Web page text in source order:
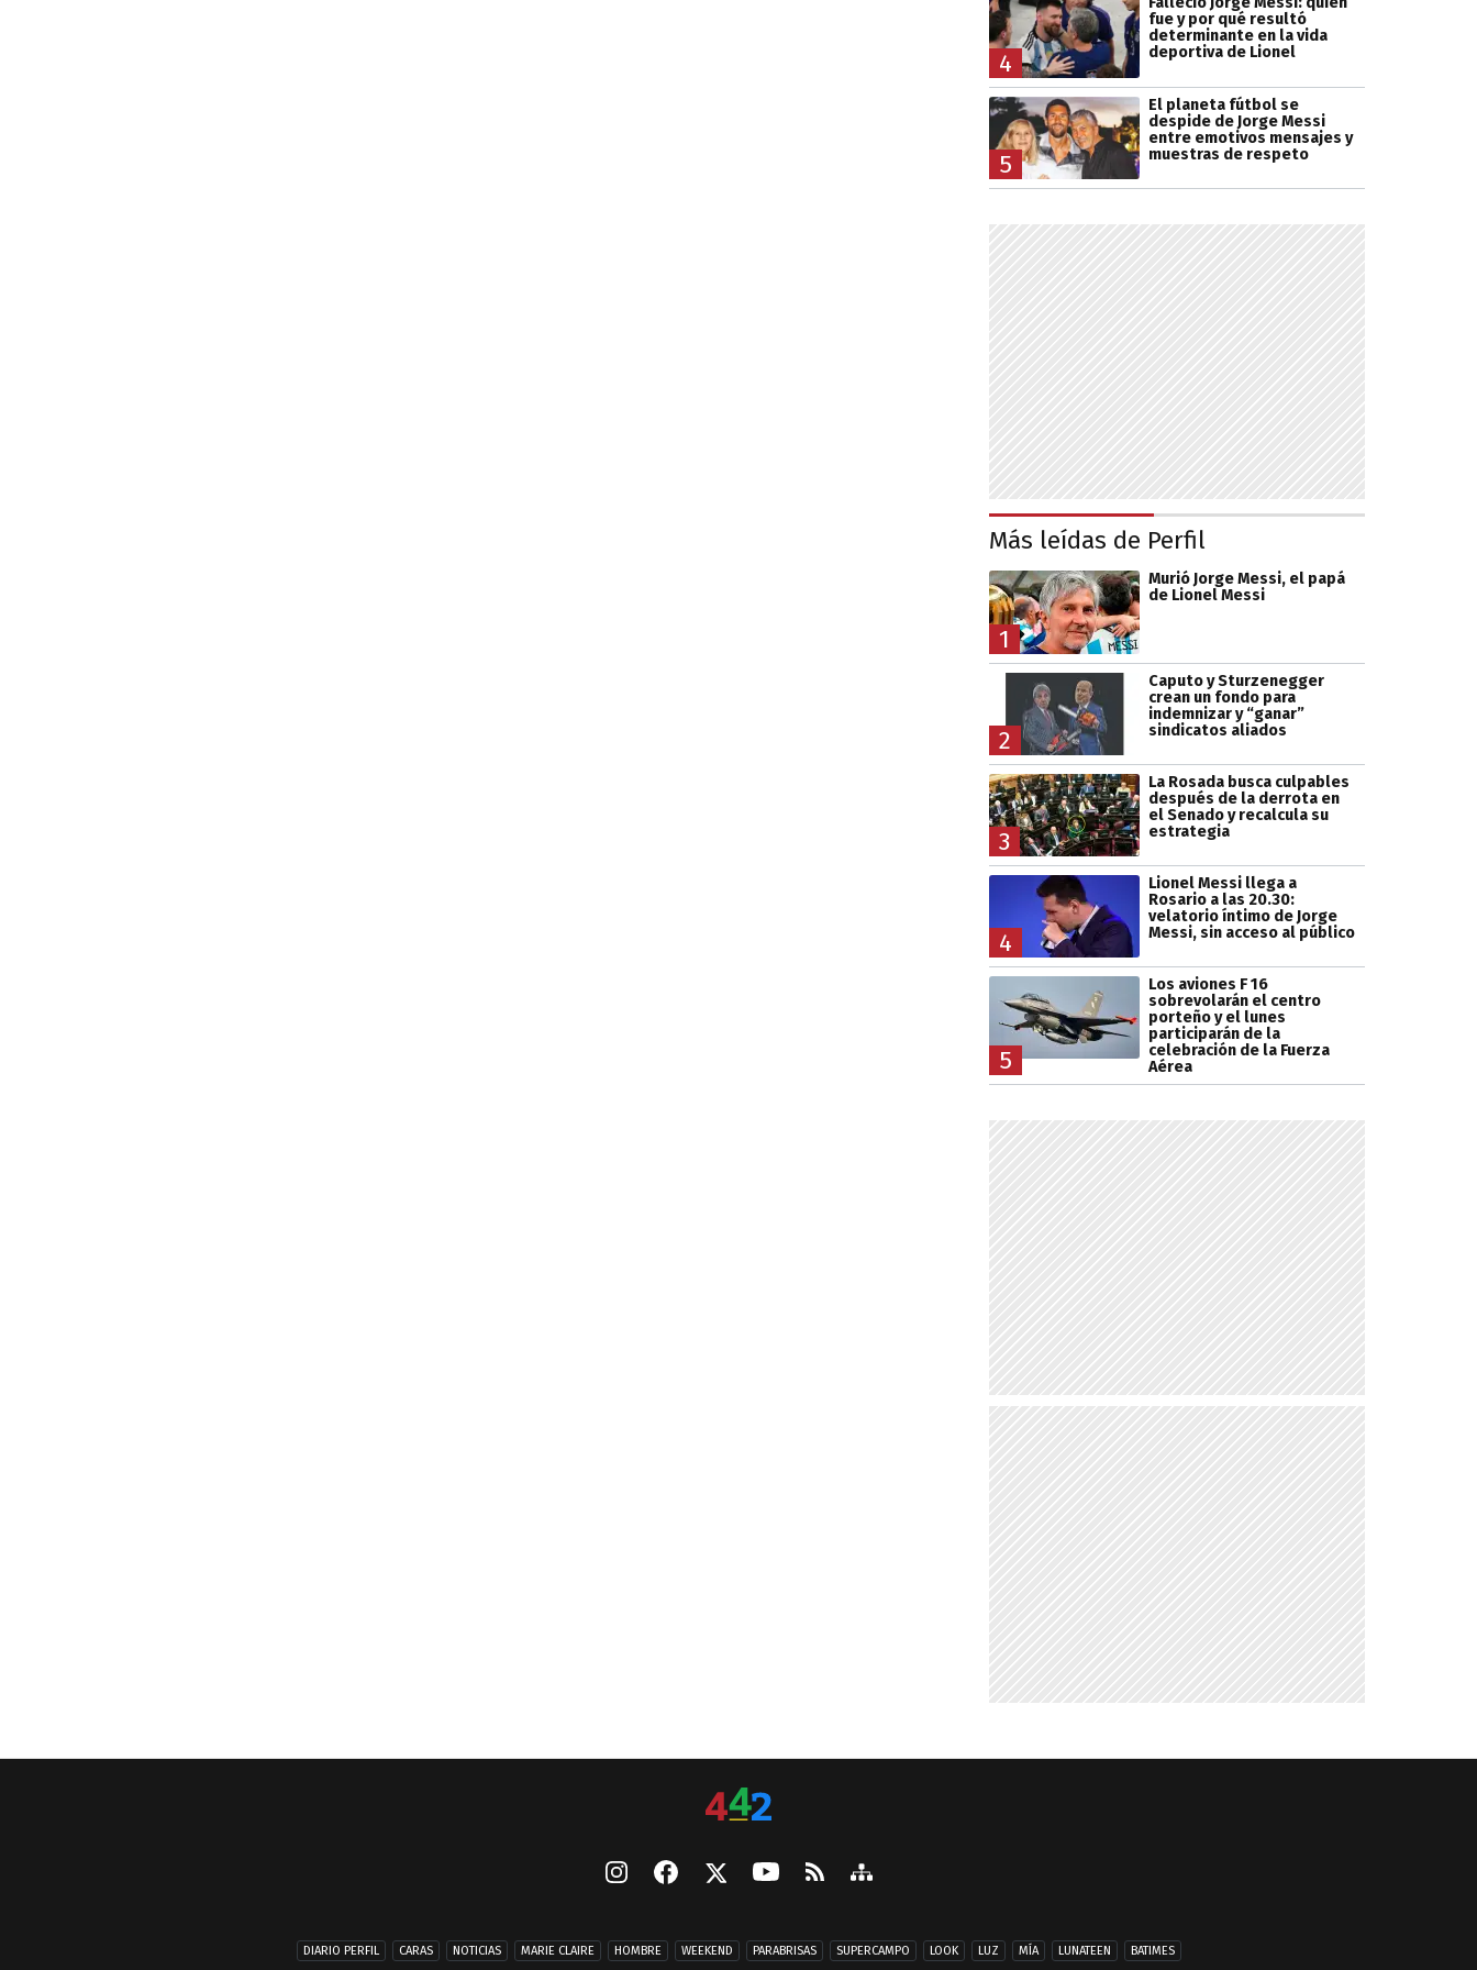
4
fue y por qué resultó
determinante en la vida
deportiva de Lionel
5
El planeta fútbol se
despide de Jorge Messi
entre emotivos mensajes y
muestras de respeto
Más leídas de Perfil
1
Murió Jorge Messi, el papá
de Lionel Messi
2
Caputo y Sturzenegger
crean un fondo para
indemnizar y “ganar”
sindicatos aliados
3
La Rosada busca culpables
después de la derrota en
el Senado y recalcula su
estrategia
4
Lionel Messi llega a
Rosario a las 20.30:
velatorio íntimo de Jorge
Messi, sin acceso al público
5
Los aviones F 16
sobrevolarán el centro
porteño y el lunes
participarán de la
celebración de la Fuerza
Aérea
DIARIO PERFIL CARAS NOTICIAS MARIE CLAIRE HOMBRE WEEKEND PARABRISAS SUPERCAMPO LOOK LUZ MÍA LUNATEEN BATIMES